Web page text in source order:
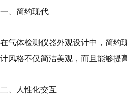
一、简约现代
在气体检测仪器外观设计中，简约
计风格不仅简洁美观，而且能够提
二、人性化交互